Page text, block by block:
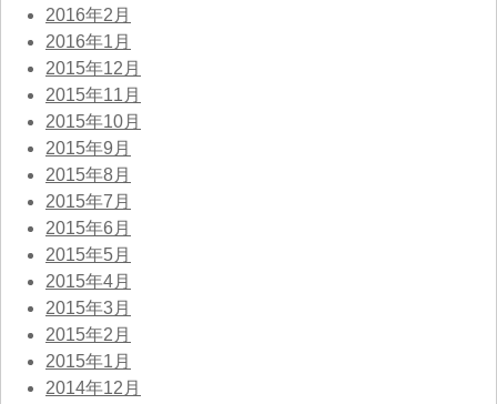
2016年2月
2016年1月
2015年12月
2015年11月
2015年10月
2015年9月
2015年8月
2015年7月
2015年6月
2015年5月
2015年4月
2015年3月
2015年2月
2015年1月
2014年12月